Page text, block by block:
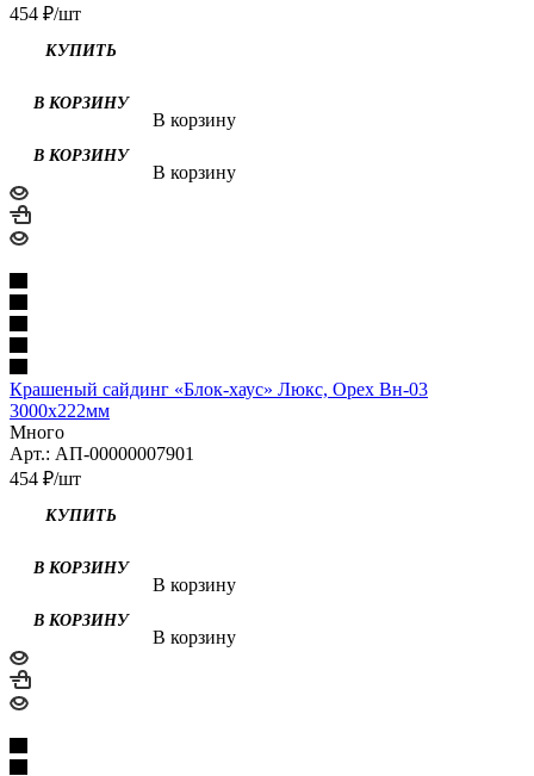
454 ₽/шт
КУПИТЬ
В корзину
В корзину
Крашеный сайдинг «Блок-хаус» Люкс, Орех Вн-03
3000х222мм
Много
Арт.: АП-00000007901
454 ₽/шт
В корзину
В корзину